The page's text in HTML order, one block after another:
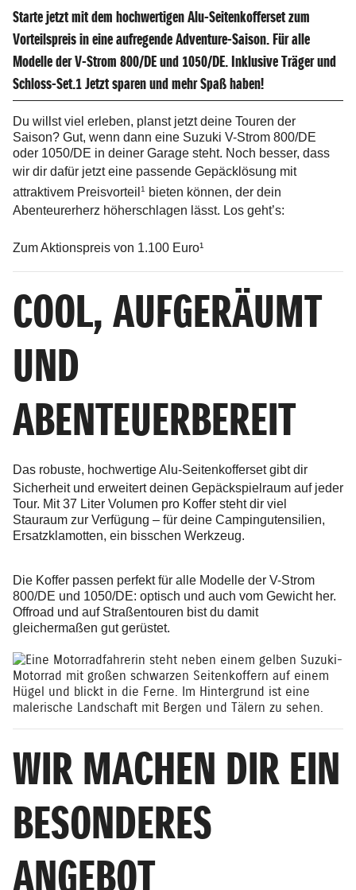
Starte jetzt mit dem hochwertigen Alu-Seitenkofferset zum
Vorteilspreis in eine aufregende Adventure-Saison. Für alle
Modelle der V-Strom 800/DE und 1050/DE. Inklusive Träger und
Schloss-Set.1 Jetzt sparen und mehr Spaß haben!
Du willst viel erleben, planst jetzt deine Touren der
Saison? Gut, wenn dann eine Suzuki V-Strom 800/DE
oder 1050/DE in deiner Garage steht. Noch besser, dass
wir dir dafür jetzt eine passende Gepäcklösung mit
attraktivem Preisvorteil 1
bieten können, der dein
Abenteurerherz höherschlagen lässt. Los geht’s:
Zum Aktionspreis von 1.100 Euro¹
COOL, AUFGERÄUMT
UND
ABENTEUERBEREIT
Das robuste, hochwertige Alu-Seitenkoffersetgibt dir
Sicherheit und erweitert deinen Gepäckspielraum auf jeder
Tour. Mit 37 Liter Volumen pro Koffer steht dir viel
Stauraum zur Verfügung – für deine Campingutensilien,
Ersatzklamotten, ein bisschen Werkzeug.
Die Koffer passen perfekt für alle Modelle der V-Strom
800/DE und 1050/DE: optisch und auch vom Gewicht her.
Offroad und auf Straßentouren bist du damit
gleichermaßen gut gerüstet.
WIR MACHEN DIR EIN
BESONDERES
ANGEBOT